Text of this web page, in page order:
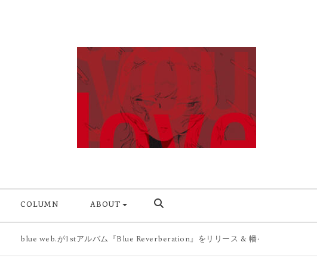
COLUMN ABOUT
blue web.が1stアルバム『Blue Reverberation』をリリース & 幡ヶ谷 Forestlimitに